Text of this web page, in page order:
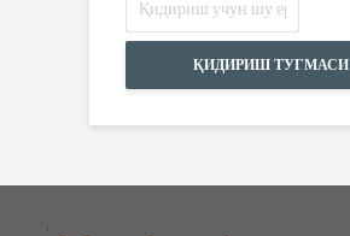
ҚИДИРИШ ТУГМАСИ